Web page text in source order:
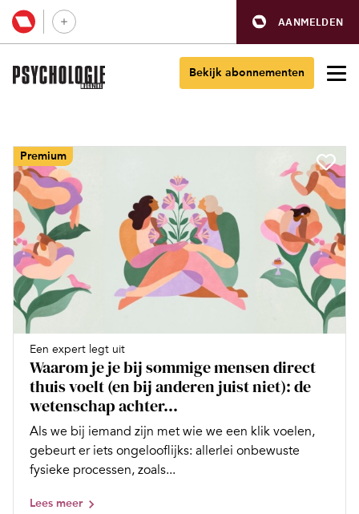
AANMELDEN
Bekijk abonnementen
Premium
Een expert legt uit
Waarom je je bij sommige mensen direct
thuis voelt (en bij anderen juist niet): de
wetenschap achter...
Als we bij iemand zijn met wie we een klik voelen,
gebeurt er iets ongelooflijks: allerlei onbewuste
fysieke processen, zoals...
Lees meer